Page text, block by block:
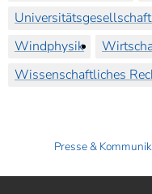
Windphysik
Wissenschaftliches
Presse &